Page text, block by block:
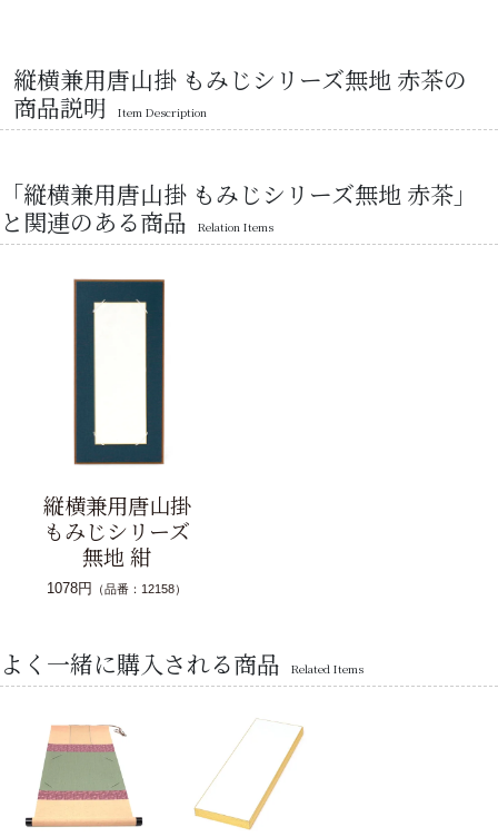
縦横兼用唐山掛 もみじシリーズ無地 赤茶の
商品説明
Item Description
「縦横兼用唐山掛 もみじシリーズ無地 赤茶」
と関連のある商品
Relation Items
縦横兼用唐山掛
もみじシリーズ
無地 紺
1078円 （品番：12158）
よく一緒に購入される商品 Related Items